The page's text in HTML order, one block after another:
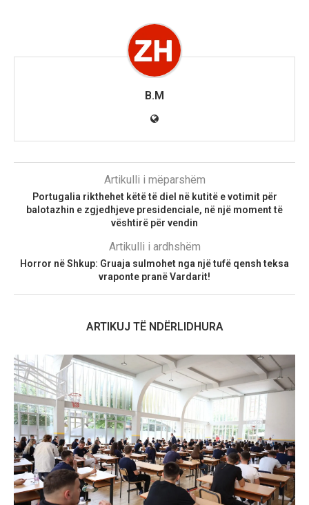
B.M
Artikulli i mëparshëm
Portugalia rikthehet këtë të diel në kutitë e votimit për
balotazhin e zgjedhjeve presidenciale, në një moment të
vështirë për vendin
Artikulli i ardhshëm
Horror në Shkup: Gruaja sulmohet nga një tufë qensh teksa
vraponte pranë Vardarit!
ARTIKUJ TË NDËRLIDHURA